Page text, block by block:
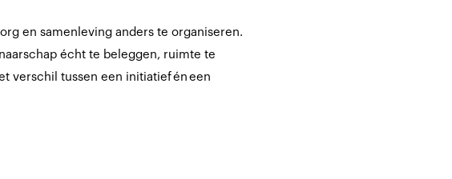
en samenleving anders te organiseren.
écht te beleggen, ruimte te
verschil tussen een initiatief én een